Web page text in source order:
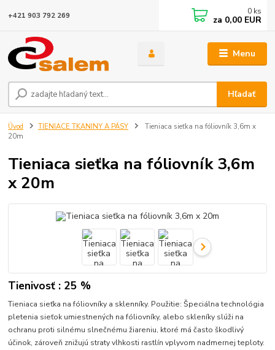
Menu
Hľadať
+421 903 792 269 0 ks
za 0,00 EUR
Úvod TIENIACE TKANINY A PÁSY
Tieniaca sieťka na fóliovník 3,6m x
20m
Tieniaca sieťka na fóliovník 3,6m
x 20m
Tienivosť : 25 %
Tieniaca sieťka na fóliovníky a sklenníky. Použitie: Špeciálna technológia
pletenia sieťok umiestnených na fóliovníky, alebo skleníky slúži na
ochranu proti silnému slnečnému žiareniu, ktoré má často škodlivý
účinok, zároveň znižujú straty vlhkosti rastlín vplyvom nadmernej teploty.